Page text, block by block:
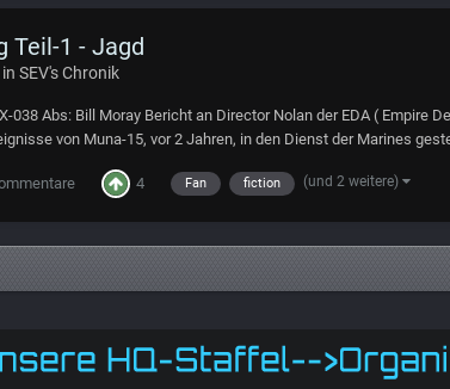
Teil-1 - Jagd
SEV's Chronik
038 Abs: Bill Moray Bericht an Director Nolan der EDA (
von Muna-15, vor 2 Jahren, in den Dienst der Marines
4 Fan fiction (und 2 weitere)